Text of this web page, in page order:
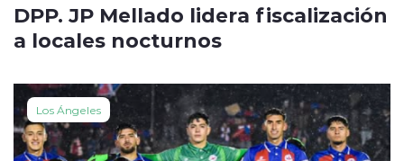
DPP. JP Mellado lidera fiscalización
a locales nocturnos
Los Ángeles